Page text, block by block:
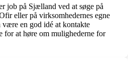
job på Sjælland ved at søge på
eller på virksomhedernes egne
være en god idé at kontakte
for at høre om mulighederne for